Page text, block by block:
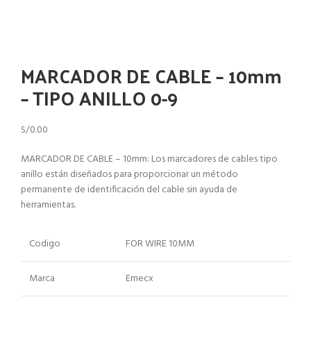
MARCADOR DE CABLE – 10mm
– TIPO ANILLO 0-9
S/0.00
MARCADOR DE CABLE – 10mm: Los marcadores de cables tipo
anillo están diseñados para proporcionar un método
permanente de identificación del cable sin ayuda de
herramientas.
Codigo FOR WIRE 10MM
Marca Emecx